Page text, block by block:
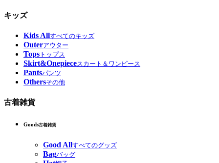
キッズ
Kids Allすべてのキッズ
Outerアウター
Tops トップス
Skirt&Onepieceスカート＆ワンピース
Pantsパンツ
Othersその他
古着雑貨
Goods古着雑貨
Good Allすべてのグッズ
Bagバッグ